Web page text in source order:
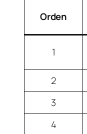
Orden
1
2
3
4